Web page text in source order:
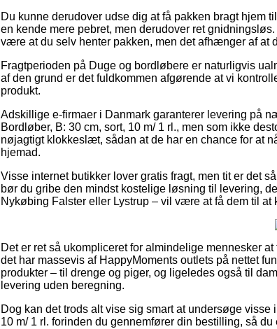
Du kunne derudover udse dig at få pakken bragt
en kende mere pebret, men derudover ret
være at du selv henter pakken, men det afhænger af at
Fragtperioden på Duge og bordløbere er naturligvis
af den grund er det fuldkommen afgørende at vi
produkt.
Adskillige e-firmaer i Danmark garanterer levering på
Bordløber, B: 30 cm, sort, 10 m/ 1 rl., men som ikke
nøjagtigt klokkeslæt, sådan at de har en chance for at
hjemad.
Visse internet butikker lover gratis fragt, men tit er det
bør du gribe den mindst kostelige løsning til levering,
Nykøbing Falster eller Lystrup – vil være at få dem til
Det er ret så ukompliceret for almindelige mennesker
det har massevis af HappyMoments outlets på nettet
produkter – til drenge og piger, og ligeledes også til
levering uden beregning.
Dog kan det trods alt vise sig smart at undersøge
10 m/ 1 rl. forinden du gennemfører din bestilling, så